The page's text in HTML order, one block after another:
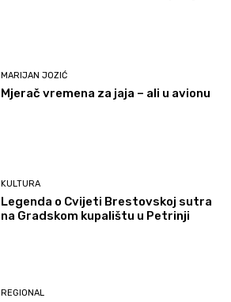
MARIJAN JOZIĆ
Mjerač vremena za jaja – ali u avionu
KULTURA
Legenda o Cvijeti Brestovskoj sutra
na Gradskom kupalištu u Petrinji
REGIONAL